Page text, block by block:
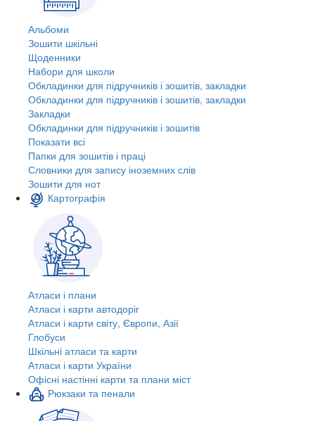
Альбоми
Зошити шкільні
Щоденники
Набори для школи
Обкладинки для підручників і зошитів, закладки
Обкладинки для підручників і зошитів, закладки
Закладки
Обкладинки для підручників і зошитів
Показати всі
Папки для зошитів і праці
Словники для запису іноземних слів
Зошити для нот
Картографія
Атласи і плани
Атласи і карти автодоріг
Атласи і карти світу, Європи, Азії
Глобуси
Шкільні атласи та карти
Атласи і карти України
Офісні настінні карти та плани міст
Рюкзаки та пенали